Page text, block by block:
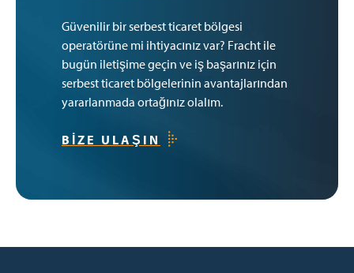
Güvenilir bir serbest ticaret bölgesi
operatörüne mi ihtiyacınız var? Fracht ile
bugün iletişime geçin ve iş başarınız için
serbest ticaret bölgelerinin avantajlarından
yararlanmada ortağınız olalım.
BIZE ULAŞIN